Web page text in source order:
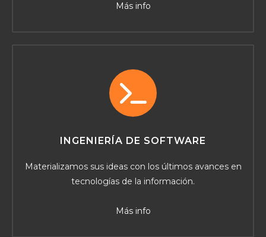
Más info
INGENIERÍA DE SOFTWARE
Materializamos sus ideas con los últimos avances en
tecnologías de la información.
Más info